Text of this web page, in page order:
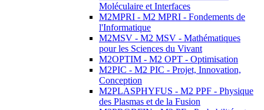
Moléculaire et Interfaces
M2MPRI - M2 MPRI - Fondements de
l'Informatique
M2MSV - M2 MSV - Mathématiques
pour les Sciences du Vivant
M2OPTIM - M2 OPT - Optimisation
M2PIC - M2 PIC - Projet, Innovation,
Conception
M2PLASPHYFUS - M2 PPF - Physique
des Plasmas et de la Fusion